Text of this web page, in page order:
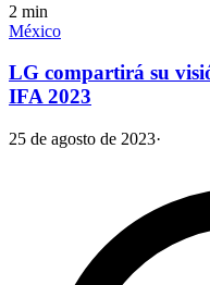
2 min
México
LG compartirá su
IFA 2023
25 de agosto de 2023·